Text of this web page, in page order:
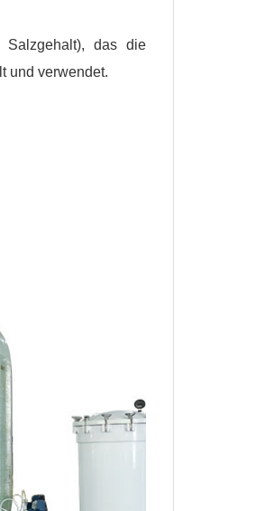
Salzgehalt), das die
und verwendet.